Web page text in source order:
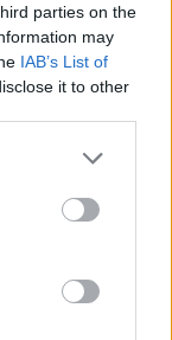
parties on the
may
IAB’s List of
it to other
– Brazilia,
la